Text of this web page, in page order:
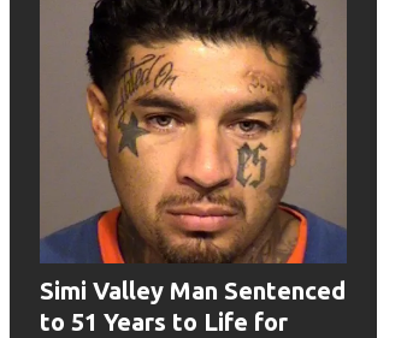
Simi Valley Man Sentenced
to 51 Years to Life for